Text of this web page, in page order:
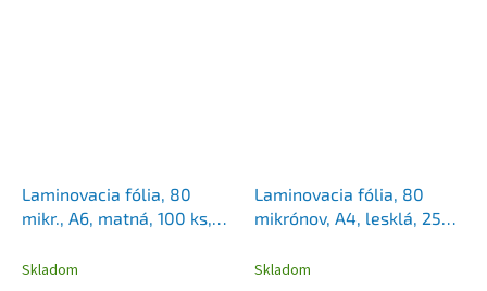
Laminovacia fólia, 80
mikr., A6, matná, 100 ks,
Skladom
Laminovacia fólia, 80
mikrónov, A4, lesklá, 25
Skladom